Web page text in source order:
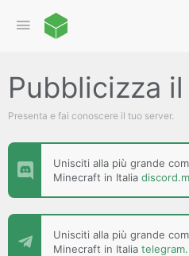
Pubblicizza
Presenta e fai conoscere il tuo server.
Unisciti alla più grande
Minecraft in Italia
Unisciti alla più grande
Minecraft in Italia